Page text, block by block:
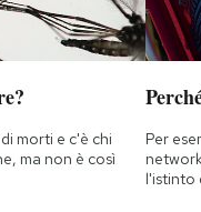
morti e c'è chi
ma non è così
Per
l'istinto